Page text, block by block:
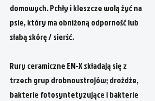
domowych. Pchły i kleszcze wolą żyć na
psie, który ma obniżoną odporność lub
słabą skórę / sierść.
Rury ceramiczne EM-X składają się z
trzech grup drobnoustrojów; drożdże,
bakterie fotosyntetyzujące i bakterie